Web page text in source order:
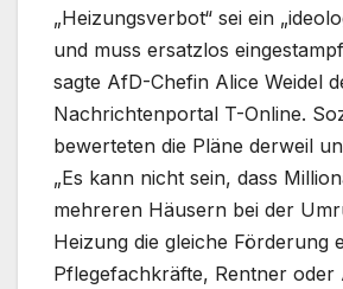
„Heizungsverbot“ sei ein
und muss ersatzlos
sagte AfD-Chefin Alice Weidel
Nachrichtenportal T-Online.
bewerteten die Pläne derweil
„Es kann nicht sein, dass
mehreren Häusern bei der
Heizung die gleiche Förderung
Pflegefachkräfte, Rentner oder